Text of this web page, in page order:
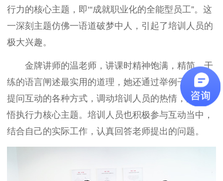
行力的核心主题，即‘“成就职业化的全能型员工”。这
一深刻主题仿佛一语道破梦中人，引起了培训人员的
极大兴趣。
金牌讲师的温老师，讲课时精神饱满，精简、干
练的语言闸述最实用的道理，她还通过举例子，现场
提问互动的各种方式，调动培训人员的热情，深切领
悟执行力核心主题。培训人员也积极参与互动当中，
结合自己的实际工作，认真回答老师提出的问题。